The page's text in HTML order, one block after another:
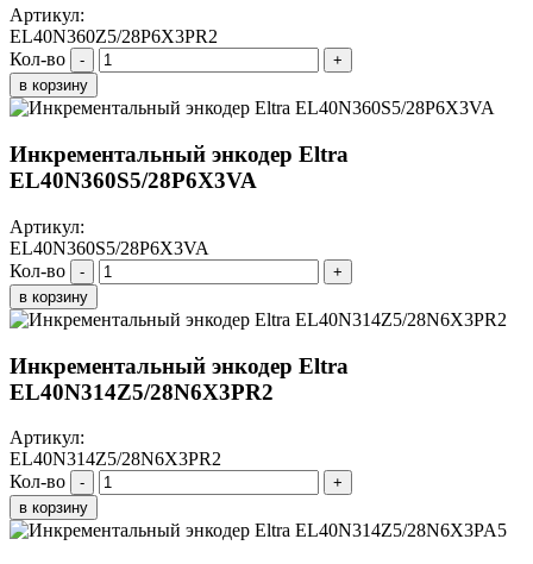
Артикул:
EL40N360Z5/28P6X3PR2
Кол-во
-
+
в корзину
Инкрементальный энкодер Eltra
EL40N360S5/28P6X3VA
Артикул:
EL40N360S5/28P6X3VA
Кол-во
-
+
в корзину
Инкрементальный энкодер Eltra
EL40N314Z5/28N6X3PR2
Артикул:
EL40N314Z5/28N6X3PR2
Кол-во
-
+
в корзину